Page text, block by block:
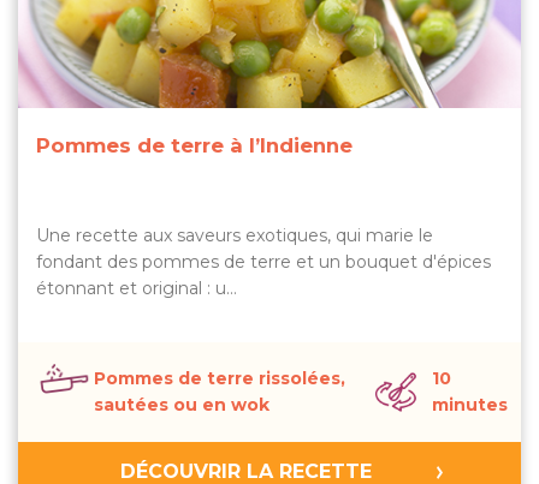
Pommes de terre à l’Indienne
Une recette aux saveurs exotiques, qui marie le
fondant des pommes de terre et un bouquet d'épices
étonnant et original : u…
Pommes de terre rissolées,
sautées ou en wok
10
minutes
DÉCOUVRIR LA RECETTE